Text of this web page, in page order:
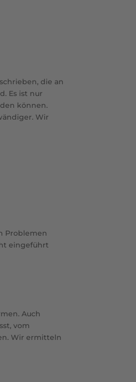
die an
Es ist nur
können.
Wir
Problemen
eingeführt
Auch
vom
Wir ermitteln